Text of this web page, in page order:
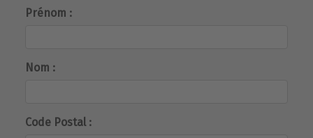
Prénom :
Nom :
Code Postal :